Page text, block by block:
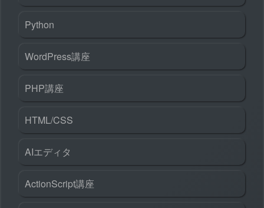
Python
WordPress講座
PHP講座
HTML/CSS
AIエディタ
ActionScript講座